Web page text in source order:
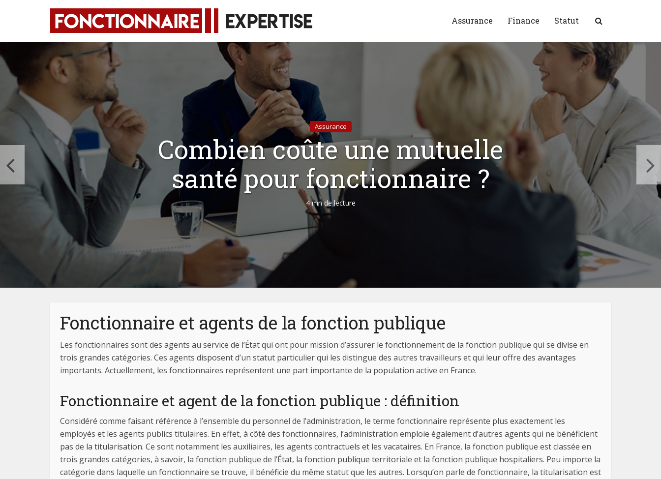
Assurance Finance Statut
Assurance
Combien coûte une mutuelle
santé pour fonctionnaire ?
4 mn de lecture
Fonctionnaire et agents de la fonction publique
Les fonctionnaires sont des agents au service de l’État qui ont pour mission d’assurer le fonctionnement de la fonction publique qui se divise en
trois grandes catégories. Ces agents disposent d’un statut particulier qui les distingue des autres travailleurs et qui leur offre des avantages
importants. Actuellement, les fonctionnaires représentent une part importante de la population active en France.
Fonctionnaire et agent de la fonction publique : définition
Considéré comme faisant référence à l’ensemble du personnel de l’administration, le terme fonctionnaire représente plus exactement les
employés et les agents publics titulaires. En effet, à côté des fonctionnaires, l’administration emploie également d’autres agents qui ne bénéficient
pas de la titularisation. Ce sont notamment les auxiliaires, les agents contractuels et les vacataires. En France, la fonction publique est classée en
trois grandes catégories, à savoir, la fonction publique de l’État, la fonction publique territoriale et la fonction publique hospitaliers. Peu importe la
catégorie dans laquelle un fonctionnaire se trouve, il bénéficie du même statut que les autres. Lorsqu’on parle de fonctionnaire, la titularisation est